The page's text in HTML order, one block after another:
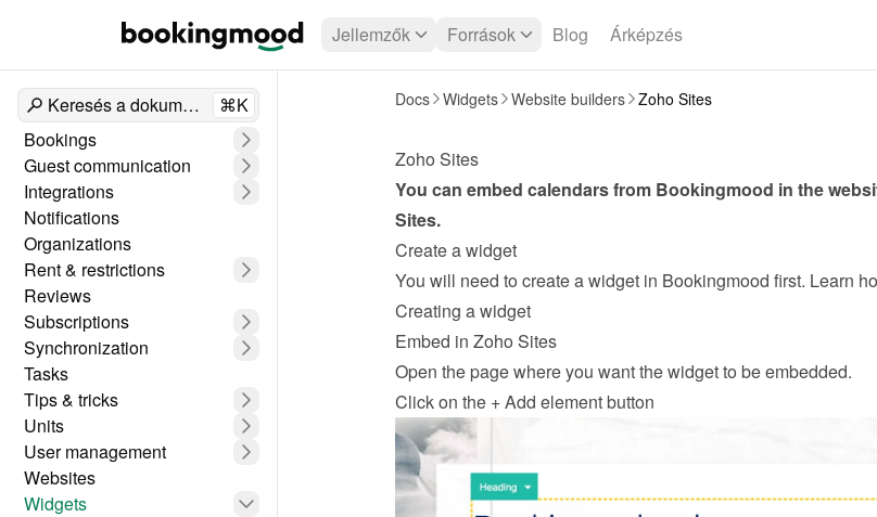
Jellemzők Források Blog Árképzés
Keresés a dokumentumokban
⌘K
Bookings
Guest communication
Integrations
Notifications
Organizations
Rent & restrictions
Reviews
Subscriptions
Synchronization
Tasks
Tips & tricks
Units
User management
Websites
Widgets
Docs Widgets Website builders Zoho Sites
Zoho Sites
You can embed calendars from Bookingmood in the
Sites.
Create a widget
Creating a widget
Embed in Zoho Sites
Open the page where you want the widget to be embedded.
Click on the + Add element button